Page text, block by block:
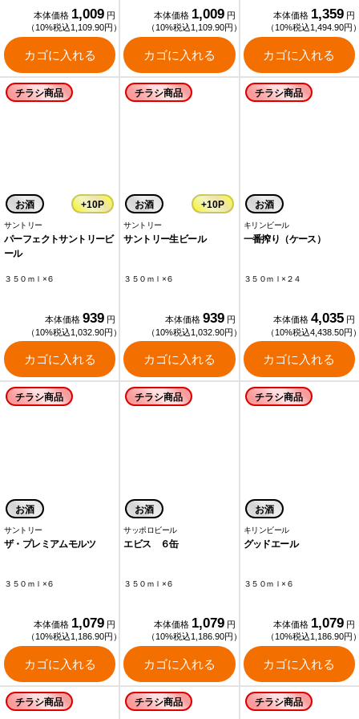
本体価格 1,009 円
（10%税込1,109.90円）
カゴに入れる
本体価格 1,009 円
（10%税込1,109.90円）
カゴに入れる
本体価格 1,359 円
（10%税込1,494.90円
カゴに入れる
チラシ商品
お酒 +10P
サントリー
パーフェクトサントリービ
ール
３５０ｍｌ×６
本体価格 939 円
（10%税込1,032.90円）
カゴに入れる
チラシ商品
お酒 +10P
サントリー
サントリー生ビール
３５０ｍｌ×６
本体価格 939 円
（10%税込1,032.90円）
カゴに入れる
チラシ商品
お酒
キリンビール
一番搾り（ケース）
３５０ｍｌ×２４
本体価格 4,035 円
（10%税込4,438.50円
カゴに入れる
チラシ商品
お酒
サントリー
ザ・プレミアムモルツ
３５０ｍｌ×６
本体価格 1,079 円
（10%税込1,186.90円）
カゴに入れる
チラシ商品
お酒
サッポロビール
エビス ６缶
３５０ｍｌ×６
本体価格 1,079 円
（10%税込1,186.90円）
カゴに入れる
チラシ商品
お酒
キリンビール
グッドエール
３５０ｍｌ×６
本体価格 1,079 円
（10%税込1,186.90円
カゴに入れる
チラシ商品 チラシ商品 チラシ商品